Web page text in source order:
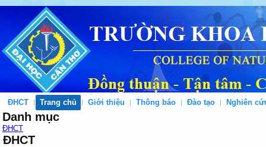
ĐHCT Trang chủ Giới thiệu Thông báo Đào tạo Nghiên
Danh mục
ĐHCT
ĐHCT